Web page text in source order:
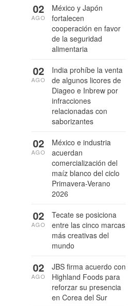
México y Japón
fortalecen
cooperación en favor
de la seguridad
alimentaria
02
AGO
India prohíbe la venta
de algunos licores de
Diageo e Inbrew por
infracciones
relacionadas con
saborizantes
02
AGO
México e industria
acuerdan
comercialización del
maíz blanco del ciclo
Primavera-Verano
2026
02
AGO
Tecate se posiciona
entre las cinco marcas
más creativas del
mundo
02
AGO
JBS firma acuerdo con
Highland Foods para
reforzar su presencia
en Corea del Sur
02
AGO